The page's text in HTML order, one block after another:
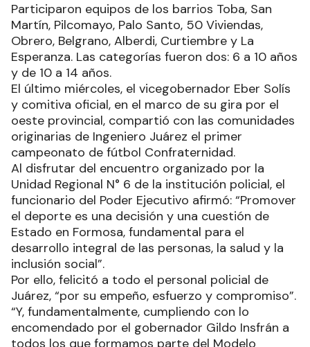
Participaron equipos de los barrios Toba, San
Martín, Pilcomayo, Palo Santo, 50 Viviendas,
Obrero, Belgrano, Alberdi, Curtiembre y La
Esperanza. Las categorías fueron dos: 6 a 10 años
y de 10 a 14 años.
El último miércoles, el vicegobernador Eber Solís
y comitiva oficial, en el marco de su gira por el
oeste provincial, compartió con las comunidades
originarias de Ingeniero Juárez el primer
campeonato de fútbol Confraternidad.
Al disfrutar del encuentro organizado por la
Unidad Regional N° 6 de la institución policial, el
funcionario del Poder Ejecutivo afirmó: “Promover
el deporte es una decisión y una cuestión de
Estado en Formosa, fundamental para el
desarrollo integral de las personas, la salud y la
inclusión social”.
Por ello, felicitó a todo el personal policial de
Juárez, “por su empeño, esfuerzo y compromiso”.
“Y, fundamentalmente, cumpliendo con lo
encomendado por el gobernador Gildo Insfrán a